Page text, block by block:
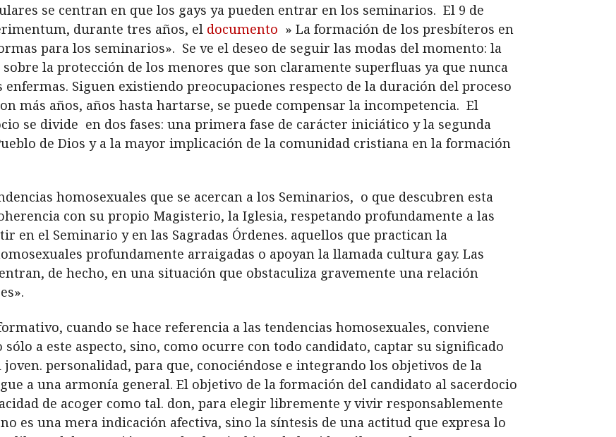
se centran en que los gays ya pueden entrar en los seminarios. El 9 de
durante tres años, el documento » La formación de los presbíteros en
para los seminarios». Se ve el deseo de seguir las modas del momento: la
la protección de los menores que son claramente superfluas ya que nunca
Siguen existiendo preocupaciones respecto de la duración del proceso
más años, años hasta hartarse, se puede compensar la incompetencia. El
se divide en dos fases: una primera fase de carácter iniciático y la segunda
de Dios y a la mayor implicación de la comunidad cristiana en la formación
homosexuales que se acercan a los Seminarios, o que descubren esta
con su propio Magisterio, la Iglesia, respetando profundamente a las
en el Seminario y en las Sagradas Órdenes. aquellos que practican la
profundamente arraigadas o apoyan la llamada cultura gay. Las
de hecho, en una situación que obstaculiza gravemente una relación
cuando se hace referencia a las tendencias homosexuales, conviene
a este aspecto, sino, como ocurre con todo candidato, captar su significado
personalidad, para que, conociéndose e integrando los objetivos de la
a una armonía general. El objetivo de la formación del candidato al sacerdocio
de acoger como tal. don, para elegir libremente y vivir responsablemente
es una mera indicación afectiva, sino la síntesis de una actitud que expresa lo